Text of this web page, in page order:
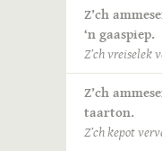
Z’ch
‘n gaaspiep.
Z’ch vreiselek
Z’ch
taarton.
Z’ch kepot